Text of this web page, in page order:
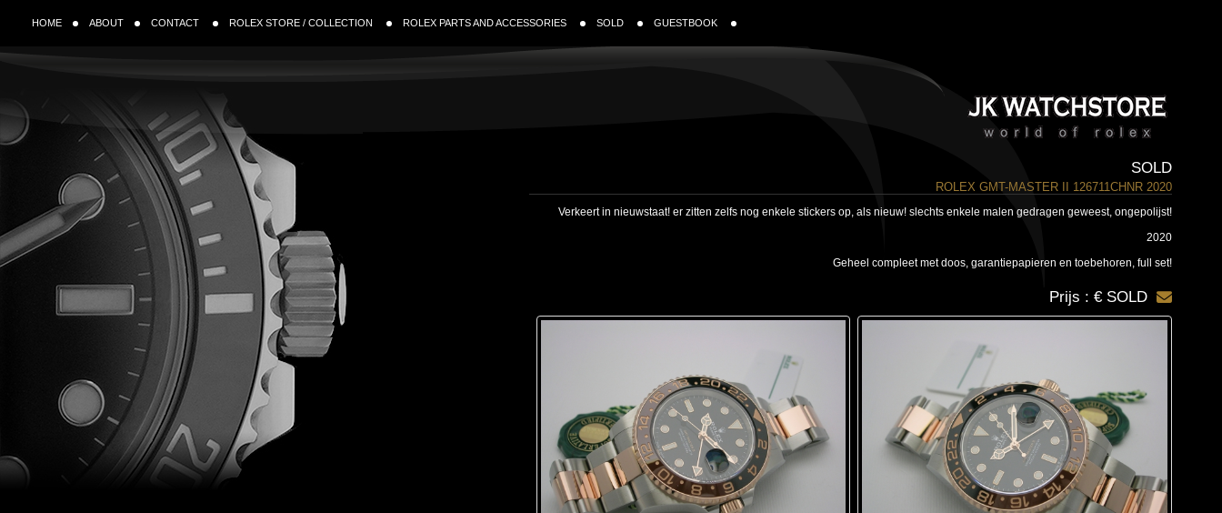
HOME ABOUT CONTACT ROLEX STORE / COLLECTION ROLEX PARTS AND ACCESSORIES SOLD GUESTBOOK
SOLD
ROLEX GMT-MASTER II 126711CHNR 2020
Verkeert in nieuwstaat! er zitten zelfs nog enkele stickers op, als nieuw! slechts enkele malen gedragen geweest, ongepolijst!
2020
Geheel compleet met doos, garantiepapieren en toebehoren, full set!
Prijs : € SOLD